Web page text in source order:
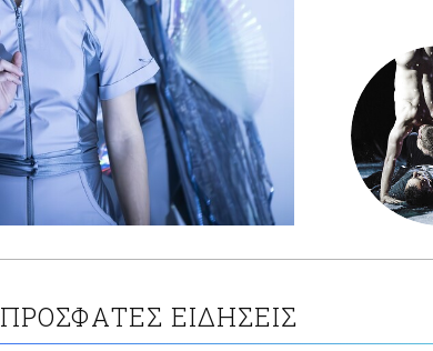
ΠΡΟΣΦΑΤΕΣ ΕΙΔΗΣΕΙΣ